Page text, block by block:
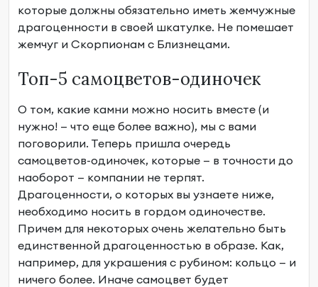
которые должны обязательно иметь жемчужные
драгоценности в своей шкатулке. Не помешает
жемчуг и Скорпионам с Близнецами.
Топ-5 самоцветов-одиночек
О том, какие камни можно носить вместе (и
нужно! — что еще более важно), мы с вами
поговорили. Теперь пришла очередь
самоцветов-одиночек, которые — в точности до
наоборот — компании не терпят.
Драгоценности, о которых вы узнаете ниже,
необходимо носить в гордом одиночестве.
Причем для некоторых очень желательно быть
единственной драгоценностью в образе. Как,
например, для украшения с рубином: кольцо — и
ничего более. Иначе самоцвет будет